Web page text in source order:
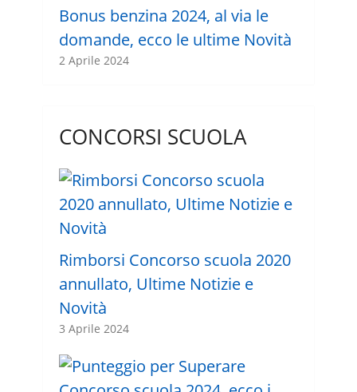
Bonus benzina 2024, al via le
domande, ecco le ultime Novità
2 Aprile 2024
CONCORSI SCUOLA
Rimborsi Concorso scuola 2020
annullato, Ultime Notizie e
Novità
3 Aprile 2024